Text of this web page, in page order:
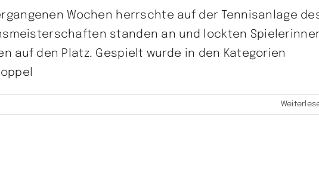
Wochen herrschte auf der Tennisanlage
standen an und lockten
auf den Platz. Gespielt wurde in den Kategorien